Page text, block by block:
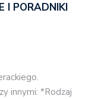
I PORADNIKI
innymi: *Rodzaj